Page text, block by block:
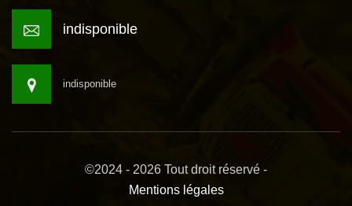
indisponible
indisponible
©2024 - 2026 Tout droit réservé -
Mentions légales